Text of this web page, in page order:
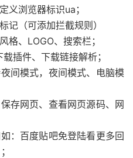
义浏览器标识ua；
记（可添加拦截规则）
格、LOGO、搜索栏；
插件、下载链接解析；
间模式，夜间模式、电脑模
存网页、查看网页源码、网
：百度贴吧免登陆看更多回